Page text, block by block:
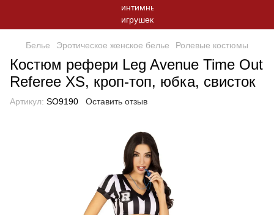
Белье Эротическое женское белье Ролевые костюмы
Костюм рефери Leg Avenue Time Out
Referee XS, кроп-топ, юбка, свисток
Артикул: SO9190 Оставить отзыв